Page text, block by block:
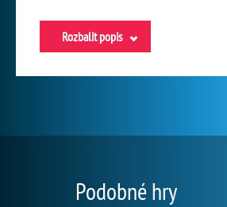
Rozbalit popis
Podobné hry